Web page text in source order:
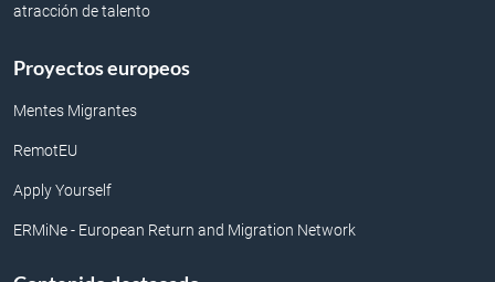
atracción de talento
Proyectos europeos
Mentes Migrantes
RemotEU
Apply Yourself
ERMiNe - European Return and Migration Network